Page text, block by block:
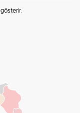
gösterir.